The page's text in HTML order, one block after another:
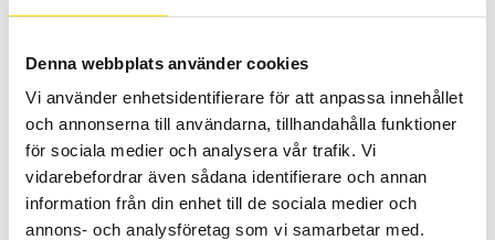
Denna webbplats använder cookies
Vi använder enhetsidentifierare för att anpassa innehållet
och annonserna till användarna, tillhandahålla funktioner
för sociala medier och analysera vår trafik. Vi
vidarebefordrar även sådana identifierare och annan
information från din enhet till de sociala medier och
annons- och analysföretag som vi samarbetar med.
Tekscan F-Scan tryckmätning för fötter i skor
F-scan är ett system för yttrycksmätning på fötter.
LÄS MER